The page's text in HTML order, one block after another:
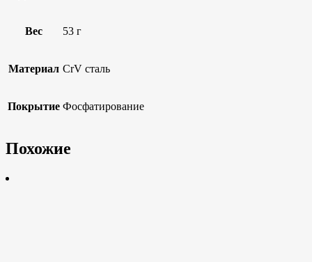
Вес 53 г
Материал CrV сталь
Покрытие Фосфатирование
Похожие